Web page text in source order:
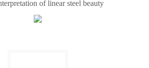
of linear steel beauty​